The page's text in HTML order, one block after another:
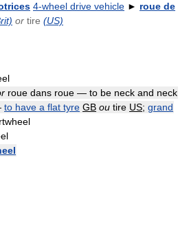
4-wheel drive vehicle ► roue de
or tire (US)
roue dans roue — to be neck and neck
to have a flat tyre GB ou tire US; grand